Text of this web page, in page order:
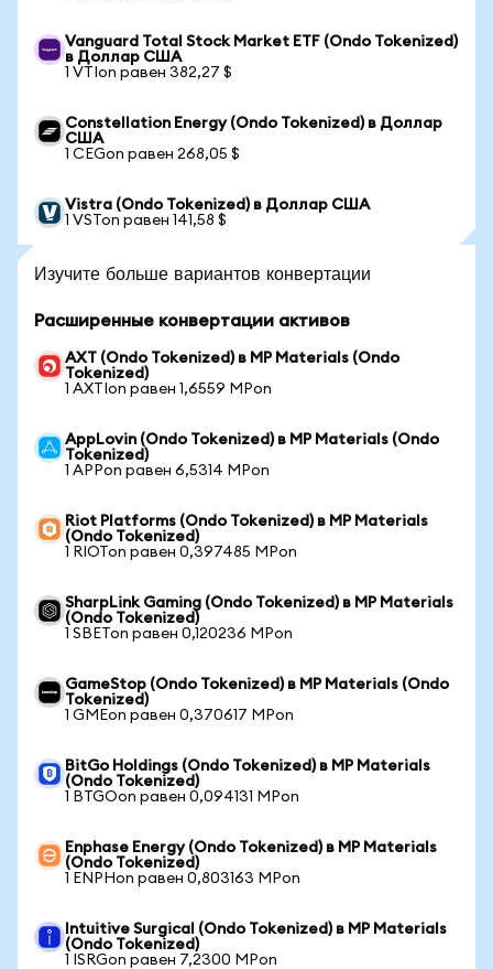
Vanguard Total Stock Market ETF (Ondo Tokenized)
в Доллар США
1 VTIon равен 382,27 $
Constellation Energy (Ondo Tokenized) в Доллар
США
1 CEGon равен 268,05 $
Vistra (Ondo Tokenized) в Доллар США
1 VSTon равен 141,58 $
Изучите больше вариантов конвертации
Расширенные конвертации активов
AXT (Ondo Tokenized) в MP Materials (Ondo
Tokenized)
1 AXTIon равен 1,6559 MPon
AppLovin (Ondo Tokenized) в MP Materials (Ondo
Tokenized)
1 APPon равен 6,5314 MPon
Riot Platforms (Ondo Tokenized) в MP Materials
(Ondo Tokenized)
1 RIOTon равен 0,397485 MPon
SharpLink Gaming (Ondo Tokenized) в MP Materials
(Ondo Tokenized)
1 SBETon равен 0,120236 MPon
GameStop (Ondo Tokenized) в MP Materials (Ondo
Tokenized)
1 GMEon равен 0,370617 MPon
BitGo Holdings (Ondo Tokenized) в MP Materials
(Ondo Tokenized)
1 BTGOon равен 0,094131 MPon
Enphase Energy (Ondo Tokenized) в MP Materials
(Ondo Tokenized)
1 ENPHon равен 0,803163 MPon
Intuitive Surgical (Ondo Tokenized) в MP Materials
(Ondo Tokenized)
1 ISRGon равен 7,2300 MPon